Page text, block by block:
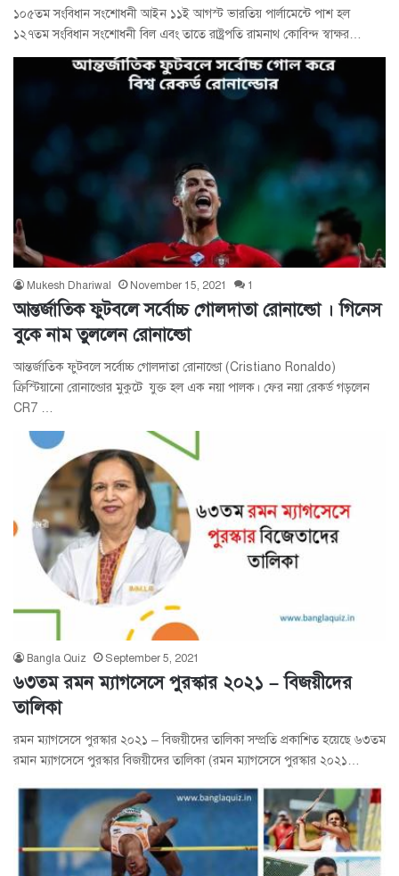
১০৫তম সংবিধান সংশোধনী আইন ১১ই আগস্ট ভারতিয় পার্লামেন্টে পাশ হল
১২৭তম সংবিধান সংশোধনী বিল এবং তাতে রাষ্ট্রপতি রামনাথ কোবিন্দ স্বাক্ষর…
Mukesh Dhariwal November 15, 2021 1
আন্তর্জাতিক ফুটবলে সর্বোচ্চ গোলদাতা রোনাল্ডো । গিনেস
বুকে নাম তুললেন রোনাল্ডো
আন্তর্জাতিক ফুটবলে সর্বোচ্চ গোলদাতা রোনাল্ডো (Cristiano Ronaldo)
ক্রিস্টিয়ানো রোনাল্ডোর মুকুটে যুক্ত হল এক নয়া পালক। ফের নয়া রেকর্ড গড়লেন
CR7 …
Bangla Quiz September 5, 2021
৬৩তম রমন ম্যাগসেসে পুরস্কার ২০২১ – বিজয়ীদের
তালিকা
রমন ম্যাগসেসে পুরস্কার ২০২১ – বিজয়ীদের তালিকা সম্প্রতি প্রকাশিত হয়েছে ৬৩তম
রমান ম্যাগসেসে পুরস্কার বিজয়ীদের তালিকা (রমন ম্যাগসেসে পুরস্কার ২০২১…